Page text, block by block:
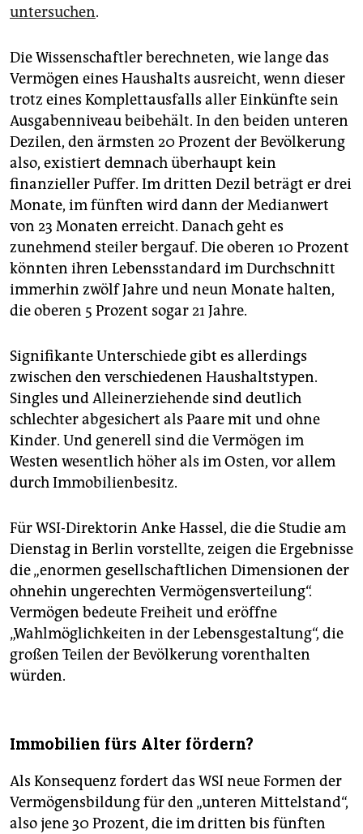
untersuchen.
Die Wissenschaftler berechneten, wie lange das
Vermögen eines Haushalts ausreicht, wenn dieser
trotz eines Komplettausfalls aller Einkünfte sein
Ausgabenniveau beibehält. In den beiden unteren
Dezilen, den ärmsten 20 Prozent der Bevölkerung
also, existiert demnach überhaupt kein
finanzieller Puffer. Im dritten Dezil beträgt er drei
Monate, im fünften wird dann der Medianwert
von 23 Monaten erreicht. Danach geht es
zunehmend steiler bergauf. Die oberen 10 Prozent
könnten ihren Lebensstandard im Durchschnitt
immerhin zwölf Jahre und neun Monate halten,
die oberen 5 Prozent sogar 21 Jahre.
Signifikante Unterschiede gibt es allerdings
zwischen den verschiedenen Haushaltstypen.
Singles und Alleinerziehende sind deutlich
schlechter abgesichert als Paare mit und ohne
Kinder. Und generell sind die Vermögen im
Westen wesentlich höher als im Osten, vor allem
durch Immobilienbesitz.
Für WSI-Direktorin Anke Hassel, die die Studie am
Dienstag in Berlin vorstellte, zeigen die Ergebnisse
die „enormen gesellschaftlichen Dimensionen der
ohnehin ungerechten Vermögensverteilung“.
Vermögen bedeute Freiheit und eröffne
„Wahlmöglichkeiten in der Lebensgestaltung“, die
großen Teilen der Bevölkerung vorenthalten
würden.
Immobilien fürs Alter fördern?
Als Konsequenz fordert das WSI neue Formen der
Vermögensbildung für den „unteren Mittelstand“,
also jene 30 Prozent, die im dritten bis fünften